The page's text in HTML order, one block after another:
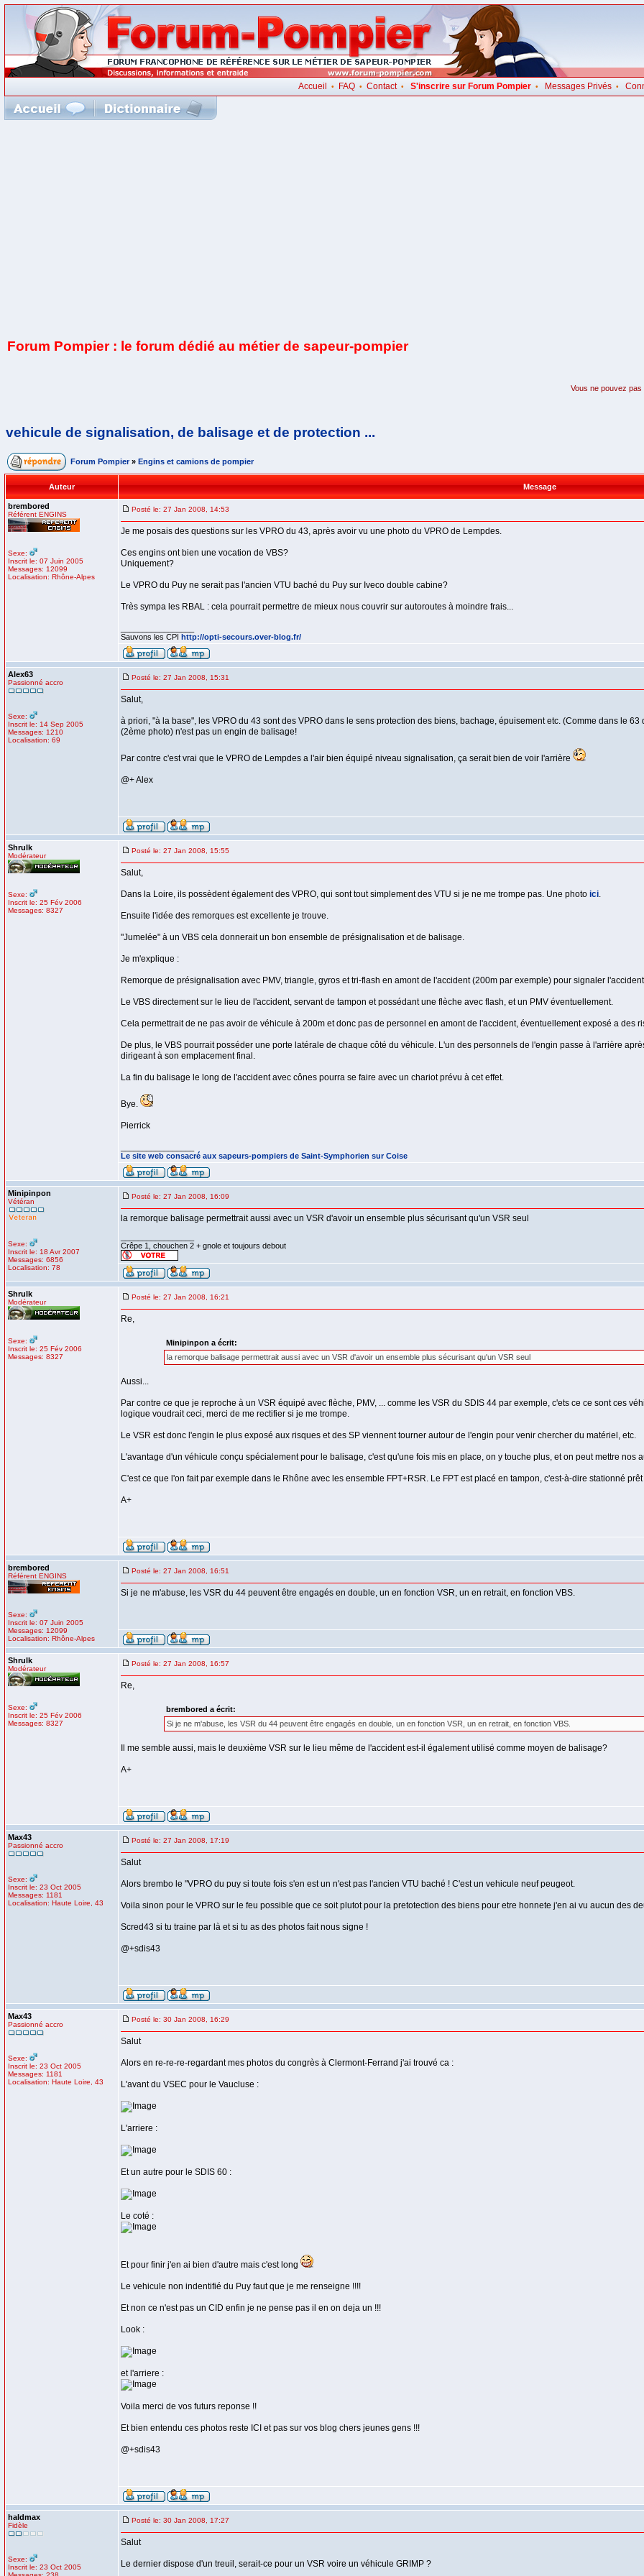
Accueil • FAQ• Contact• S'inscrire sur Forum Pompier• Messages Privés•
Forum Pompier : le forum dédié au métier de sapeur-pompier
Vous ne pouvez
vehicule de signalisation, de balisage et de protection ...
Forum Pompier » Engins et camions de pompier
Auteur Message
brembored
Référent ENGINS
Sexe:
Inscrit le: 07 Juin 2005
Messages: 12099
Localisation: Rhône-Alpes
Posté le: 27 Jan 2008, 14:53
Je me posais des questions sur les VPRO du 43, après avoir vu une photo du VPRO de Lempdes.
Ces engins ont bien une vocation de VBS?
Uniquement?
Le VPRO du Puy ne serait pas l'ancien VTU baché du Puy sur Iveco double cabine?
Très sympa les RBAL : cela pourrait permettre de mieux nous couvrir sur autoroutes à moindre frais...
Sauvons les CPI http://opti-secours.over-blog.fr/
Alex63
Passionné accro
Sexe:
Inscrit le: 14 Sep 2005
Messages: 1210
Localisation: 69
Posté le: 27 Jan 2008, 15:31
Salut,
à priori, "à la base", les VPRO du 43 sont des VPRO dans le sens protection des biens, bachage, épuisement etc. (Comme dans le
(2ème photo) n'est pas un engin de balisage!
Par contre c'est vrai que le VPRO de Lempdes a l'air bien équipé niveau signalisation, ça serait bien de voir l'arrière
@+ Alex
Shrulk
Modérateur
Sexe:
Inscrit le: 25 Fév 2006
Messages: 8327
Posté le: 27 Jan 2008, 15:55
Salut,
Dans la Loire, ils possèdent également des VPRO, qui sont tout simplement des VTU si je ne me trompe pas. Une photo ici.
Ensuite l'idée des remorques est excellente je trouve.
"Jumelée" à un VBS cela donnerait un bon ensemble de présignalisation et de balisage.
Je m'explique :
Remorque de présignalisation avec PMV, triangle, gyros et tri-flash en amont de l'accident (200m par exemple) pour signaler
Le VBS directement sur le lieu de l'accident, servant de tampon et possédant une flèche avec flash, et un PMV éventuellement.
Cela permettrait de ne pas avoir de véhicule à 200m et donc pas de personnel en amont de l'accident, éventuellement exposé a des
De plus, le VBS pourrait posséder une porte latérale de chaque côté du véhicule. L'un des personnels de l'engin passe à l'arrière
dirigeant à son emplacement final.
La fin du balisage le long de l'accident avec cônes pourra se faire avec un chariot prévu à cet effet.
Bye.
Pierrick
Le site web consacré aux sapeurs-pompiers de Saint-Symphorien sur Coise
Minipinpon
Vétéran
Sexe:
Inscrit le: 18 Avr 2007
Messages: 6856
Localisation: 78
Posté le: 27 Jan 2008, 16:09
la remorque balisage permettrait aussi avec un VSR d'avoir un ensemble plus sécurisant qu'un VSR seul
Crêpe 1, chouchen 2 + gnole et toujours debout
Shrulk
Modérateur
Sexe:
Inscrit le: 25 Fév 2006
Messages: 8327
Posté le: 27 Jan 2008, 16:21
Re,
Minipinpon a écrit:
la remorque balisage permettrait aussi avec un VSR d'avoir un ensemble plus sécurisant qu'un VSR seul
Aussi...
Par contre ce que je reproche à un VSR équipé avec flèche, PMV, ... comme les VSR du SDIS 44 par exemple, c'ets ce ce sont ces
logique voudrait ceci, merci de me rectifier si je me trompe.
Le VSR est donc l'engin le plus exposé aux risques et des SP viennent tourner autour de l'engin pour venir chercher du matériel, etc.
L'avantage d'un véhicule conçu spécialement pour le balisage, c'est qu'une fois mis en place, on y touche plus, et on peut mettre nos
C'est ce que l'on fait par exemple dans le Rhône avec les ensemble FPT+RSR. Le FPT est placé en tampon, c'est-à-dire stationné
A+
brembored
Référent ENGINS
Sexe:
Inscrit le: 07 Juin 2005
Messages: 12099
Localisation: Rhône-Alpes
Posté le: 27 Jan 2008, 16:51
Si je ne m'abuse, les VSR du 44 peuvent être engagés en double, un en fonction VSR, un en retrait, en fonction VBS.
Shrulk
Modérateur
Sexe:
Inscrit le: 25 Fév 2006
Messages: 8327
Posté le: 27 Jan 2008, 16:57
Re,
brembored a écrit:
Si je ne m'abuse, les VSR du 44 peuvent être engagés en double, un en fonction VSR, un en retrait, en fonction VBS.
Il me semble aussi, mais le deuxième VSR sur le lieu même de l'accident est-il également utilisé comme moyen de balisage?
A+
Max43
Passionné accro
Sexe:
Inscrit le: 23 Oct 2005
Messages: 1181
Localisation: Haute Loire, 43
Posté le: 27 Jan 2008, 17:19
Salut
Alors brembo le "VPRO du puy si toute fois s'en est un n'est pas l'ancien VTU baché ! C'est un vehicule neuf peugeot.
Voila sinon pour le VPRO sur le feu possible que ce soit plutot pour la pretotection des biens pour etre honnete j'en ai vu aucun des
Scred43 si tu traine par là et si tu as des photos fait nous signe !
@+sdis43
Max43
Passionné accro
Sexe:
Inscrit le: 23 Oct 2005
Messages: 1181
Localisation: Haute Loire, 43
Posté le: 30 Jan 2008, 16:29
Salut
Alors en re-re-re-regardant mes photos du congrès à Clermont-Ferrand j'ai trouvé ca :
L'avant du VSEC pour le Vaucluse :
L'arriere :
Et un autre pour le SDIS 60 :
Le coté :
Et pour finir j'en ai bien d'autre mais c'est long
Le vehicule non indentifié du Puy faut que je me renseigne !!!!
Et non ce n'est pas un CID enfin je ne pense pas il en on deja un !!!
Look :
et l'arriere :
Voila merci de vos futurs reponse !!
Et bien entendu ces photos reste ICI et pas sur vos blog chers jeunes gens !!!
@+sdis43
haldmax
Fidèle
Sexe:
Inscrit le: 23 Oct 2005
Posté le: 30 Jan 2008, 17:27
Salut
Le dernier dispose d'un treuil, serait-ce pour un VSR voire un véhicule GRIMP ?